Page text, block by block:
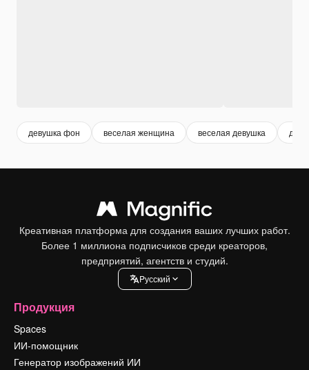
девушка фон веселая женщина веселая девушка
Креативная платформа для создания ваших лучших работ.
Более 1 миллиона подписчиков среди креаторов,
предприятий, агентств и студий.
Pусский
Продукция
Spaces
ИИ-помощник
Генератор изображений ИИ